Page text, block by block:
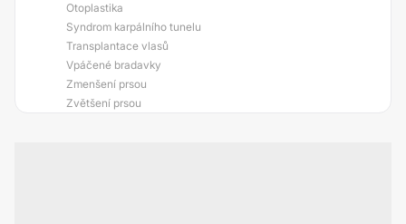
Otoplastika
Syndrom karpálního tunelu
Transplantace vlasů
Vpáčené bradavky
Zmenšení prsou
Zvětšení prsou